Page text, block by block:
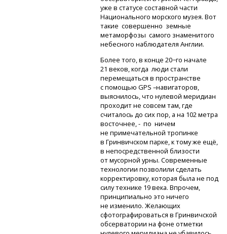
уже в статусе составной части
Национального морского музея. Вот
такие совершенно земные
метаморфозы самого знаменитого
небесного наблюдателя Англии.
Более того, в конце 20−го начале
21 веков, когда люди стали
перемещаться в пространстве
с помощью GPS –навигаторов,
выяснилось, что нулевой меридиан
проходит не совсем там, где
считалось до сих пор, а на 102 метра
восточнее, - по ничем
не примечательной тропинке
в Гринвичском парке, к тому же ещё,
в непосредственной близости
от мусорной урны. Современные
технологии позволили сделать
корректировку, которая была не под
силу технике 19 века. Впрочем,
принципиально это ничего
не изменило. Желающих
сфотографироваться в Гринвичской
обсерватории на фоне отметки